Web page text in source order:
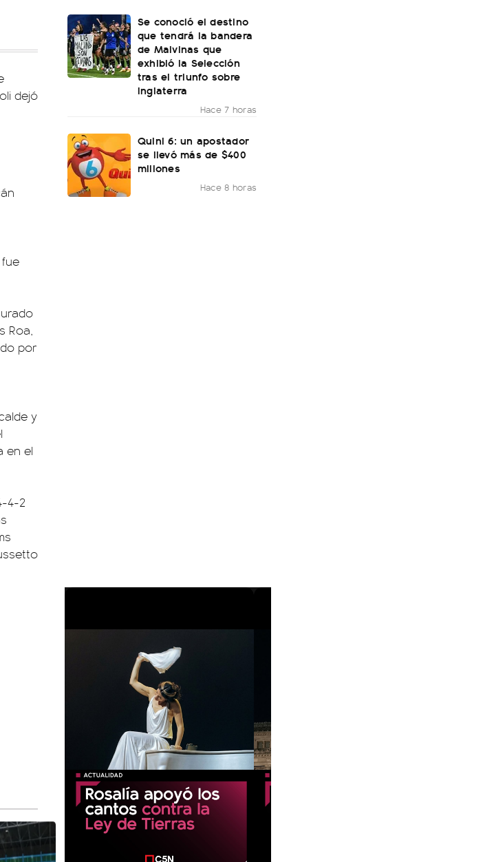
dejó
Roa,
por
y
en el
4-2
Se conoció el destino
que tendrá la bandera
de Malvinas que
exhibió la Selección
tras el triunfo sobre
Inglaterra
Hace 7 horas
Quini 6: un apostador
se llevó más de $400
millones
Hace 8 horas